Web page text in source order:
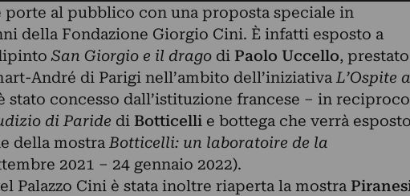
porte al pubblico con una proposta speciale in
della Fondazione Giorgio Cini. È infatti esposto a
San Giorgio e il drago di Paolo Uccello, prestato
André di Parigi nell’ambito dell’iniziativaL’Ospite a
stato concesso dall’istituzione francese – in reciproco
di Paride di Botticellie bottega che verrà esposto
della mostra Botticelli: un laboratoire de la
2021 – 24 gennaio 2022).
Palazzo Cini è stata inoltre riaperta la mostra